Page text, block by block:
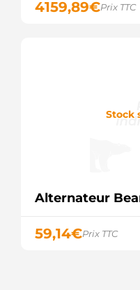
4159,89€Prix TTC
Stock
Alternateur
59,14€Prix TTC